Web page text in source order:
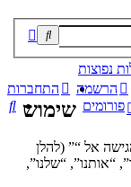
נפוצות
התחברות
הרשמה
פורומים שימוש
אל “” (להלן
“אותנו”, “שלנו”,